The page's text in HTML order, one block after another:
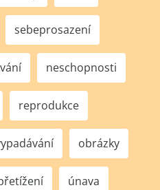
sebeprosazení
neschopnosti
reprodukce
obrázky
únava